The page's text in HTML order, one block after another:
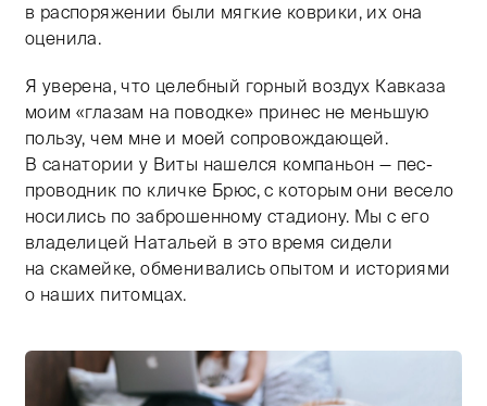
в распоряжении были мягкие коврики, их она
оценила.
Я уверена, что целебный горный воздух Кавказа
моим «глазам на поводке» принес не меньшую
пользу, чем мне и моей сопровождающей.
В санатории у Виты нашелся компаньон — пес-
проводник по кличке Брюс, с которым они весело
носились по заброшенному стадиону. Мы с его
владелицей Натальей в это время сидели
на скамейке, обменивались опытом и историями
о наших питомцах.